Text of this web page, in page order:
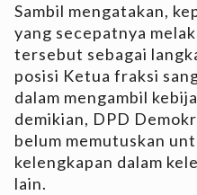
Sambil mengatakan,
yang secepatnya
tersebut sebagai
posisi Ketua fraksi
dalam mengambil
demikian, DPD
belum memutuskan
kelengkapan dalam
lain.